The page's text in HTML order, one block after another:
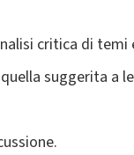
critica di
suggerita a